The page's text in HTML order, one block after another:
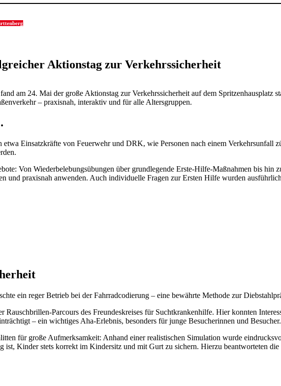
Akti­onstag zur Verkehrs­si­cher­heit
am 24. Mai der große Akti­onstag zur Verkehrs­si­cher­heit auf dem
– praxisnah, inter­aktiv und für alle Alters­gruppen.
Einsatz­kräfte von Feuer­wehr und DRK, wie Personen nach einem Verkehrs­un­fall
Von Wieder­be­le­bungs­übungen über grund­le­gende Erste-Hilfe-Maßnahmen bis hin
und praxisnah anwenden. Auch indi­vi­du­elle Fragen zur Ersten Hilfe wurden
ein reger Betrieb bei der Fahr­rad­co­die­rung – eine bewährte Methode zur
Rausch­brillen-Parcours des Freun­des­kreises für Sucht­kran­ken­hilfe. Hier konnten
– ein wich­tiges Aha-Erlebnis, beson­ders für junge Besu­che­rinnen und Besu­cher.
für große Aufmerk­sam­keit: Anhand einer realis­ti­schen Simu­la­tion wurde
ist, Kinder stets korrekt im Kinder­sitz und mit Gurt zu sichern. Hierzu beant­wor­teten